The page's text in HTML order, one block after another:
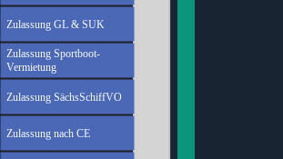
Zulassung GL & SUK
Zulassung Sportboot-
Vermietung
Zulassung SächsSchiffVO
Zulassung nach CE